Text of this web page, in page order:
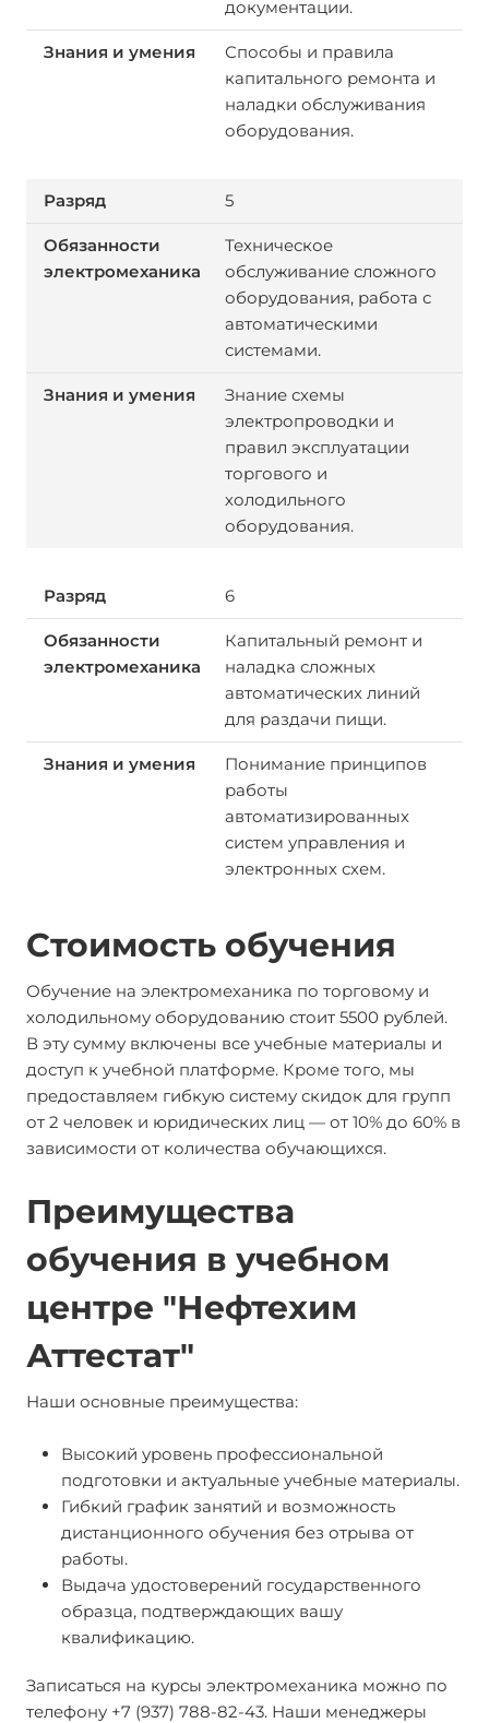
документации.
Способы и правила
капитального ремонта и
наладки обслуживания
оборудования.
5
Техническое
обслуживание сложного
оборудования, работа с
автоматическими
системами.
Знание схемы
электропроводки и
правил эксплуатации
торгового и
холодильного
оборудования.
6
Капитальный ремонт и
наладка сложных
автоматических линий
для раздачи пищи.
Понимание принципов
работы
автоматизированных
систем управления и
электронных схем.
Стоимость обучения
Обучение на электромеханика по торговому и
холодильному оборудованию стоит 5500 рублей.
В эту сумму включены все учебные материалы и
доступ к учебной платформе. Кроме того, мы
предоставляем гибкую систему скидок для групп
от 2 человек и юридических лиц — от 10% до 60% в
зависимости от количества обучающихся.
Преимущества
обучения в учебном
центре "Нефтехим
Аттестат"
Наши основные преимущества:
Высокий уровень профессиональной
подготовки и актуальные учебные материалы.
Гибкий график занятий и возможность
дистанционного обучения без отрыва от
работы.
Выдача удостоверений государственного
образца, подтверждающих вашу
квалификацию.
Записаться на курсы электромеханика можно по
телефону +7 (937) 788-82-43. Наши менеджеры